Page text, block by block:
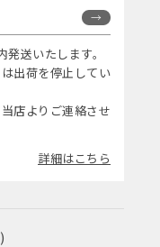
送いたします。
出荷を停止してい
店よりご連絡させ
詳細はこちら